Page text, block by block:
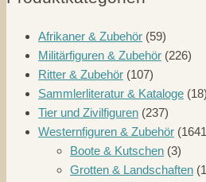
Afrikaner & Zubehör (59)
Militärfiguren & Zubehör (226)
Ritter & Zubehör (107)
Sammlerliteratur & Kataloge (18)
Tier und Zivilfiguren (237)
Westernfiguren & Zubehör
Boote & Kutschen (3)
Grotten & Landschaften